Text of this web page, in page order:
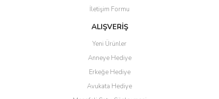
İletişim Formu
ALIŞVERİŞ
Yeni Ürünler
Anneye Hediye
Erkeğe Hediye
Avukata Hediye